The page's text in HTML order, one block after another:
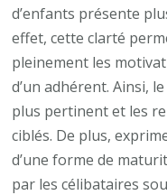
d’enfants présente
effet, cette clarté
pleinement les
d’un adhérent. Ainsi,
plus pertinent et les
ciblés. De plus,
d’une forme de
par les célibataires